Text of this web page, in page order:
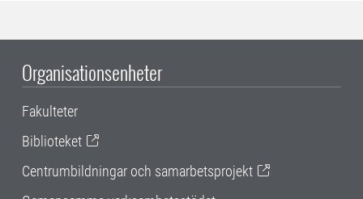
Organisationsenheter
Fakulteter
Biblioteket
Centrumbildningar och samarbetsprojekt